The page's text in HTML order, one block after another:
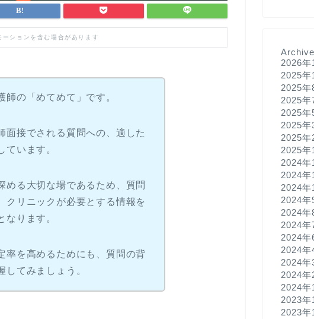
ーションを含む場合があります
の「めてめて」です。
面接でされる質問への、適した
ています。
める大切な場であるため、質問
クリニックが必要とする情報を
なります。
率を高めるためにも、質問の背
してみましょう。
2026年
2025年
2025年
2025年
2025年
2025年
2025年
2025年
2024年
2024年
2024年
2024年
2024年
2024年
2024年
2024年
2024年
2024年
2024年
2023年
2023年